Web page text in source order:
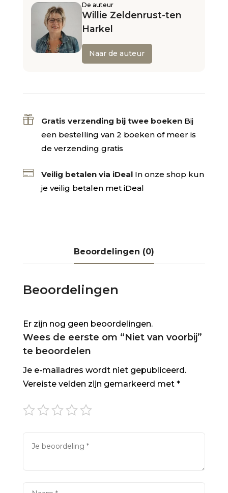
De auteur
Willie Zeldenrust-ten
Harkel
Naar de auteur
 Gratis verzending bij twee boeken Bij
een bestelling van 2 boeken of meer is
de verzending gratis
 Veilig betalen via iDeal In onze shop kun
je veilig betalen met iDeal
Beoordelingen (0)
Beoordelingen
Er zijn nog geen beoordelingen.
Wees de eerste om “Niet van voorbij”
te beoordelen
Je e-mailadres wordt niet gepubliceerd.
Vereiste velden zijn gemarkeerd met *